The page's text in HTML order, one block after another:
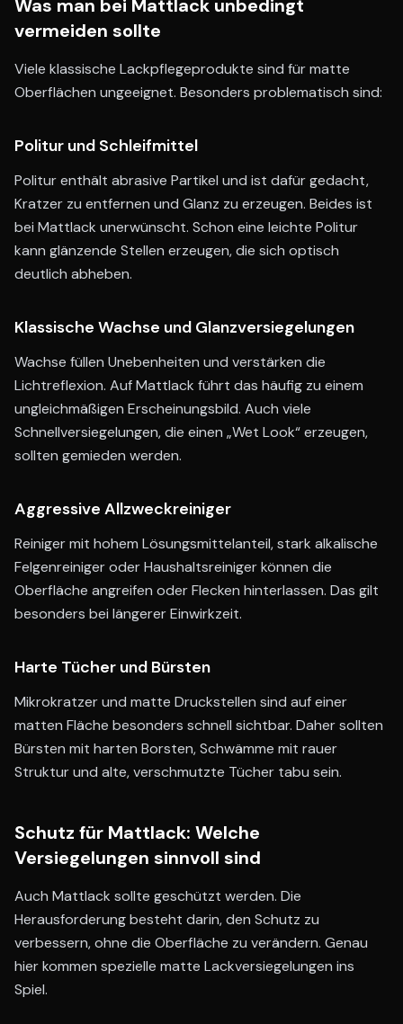
Was man bei Mattlack unbedingt
vermeiden sollte
Viele klassische Lackpflegeprodukte sind für matte
Oberflächen ungeeignet. Besonders problematisch sind:
Politur und Schleifmittel
Politur enthält abrasive Partikel und ist dafür gedacht,
Kratzer zu entfernen und Glanz zu erzeugen. Beides ist
bei Mattlack unerwünscht. Schon eine leichte Politur
kann glänzende Stellen erzeugen, die sich optisch
deutlich abheben.
Klassische Wachse und Glanzversiegelungen
Wachse füllen Unebenheiten und verstärken die
Lichtreflexion. Auf Mattlack führt das häufig zu einem
ungleichmäßigen Erscheinungsbild. Auch viele
Schnellversiegelungen, die einen „Wet Look“ erzeugen,
sollten gemieden werden.
Aggressive Allzweckreiniger
Reiniger mit hohem Lösungsmittelanteil, stark alkalische
Felgenreiniger oder Haushaltsreiniger können die
Oberfläche angreifen oder Flecken hinterlassen. Das gilt
besonders bei längerer Einwirkzeit.
Harte Tücher und Bürsten
Mikrokratzer und matte Druckstellen sind auf einer
matten Fläche besonders schnell sichtbar. Daher sollten
Bürsten mit harten Borsten, Schwämme mit rauer
Struktur und alte, verschmutzte Tücher tabu sein.
Schutz für Mattlack: Welche
Versiegelungen sinnvoll sind
Auch Mattlack sollte geschützt werden. Die
Herausforderung besteht darin, den Schutz zu
verbessern, ohne die Oberfläche zu verändern. Genau
hier kommen spezielle matte Lackversiegelungen ins
Spiel.